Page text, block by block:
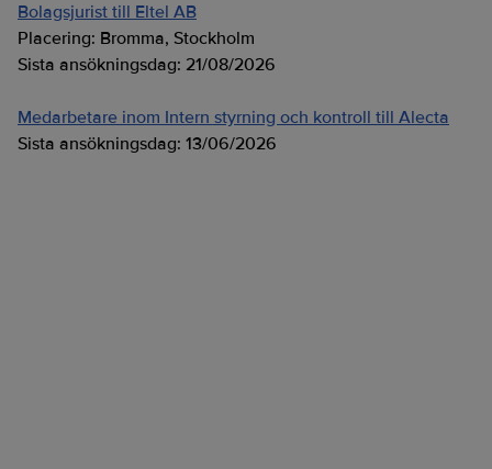
Bolagsjurist till Eltel AB
Placering: Bromma, Stockholm
Sista ansökningsdag: 21/08/2026
Medarbetare inom Intern styrning och kontroll till Alecta
Sista ansökningsdag: 13/06/2026